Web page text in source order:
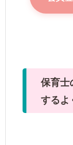
保育士
するよ